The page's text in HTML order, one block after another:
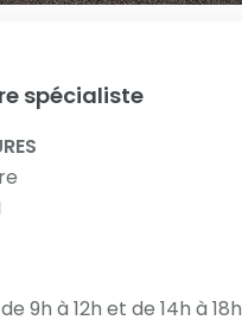
spécialiste
9h à 12h et de 14h à 18h